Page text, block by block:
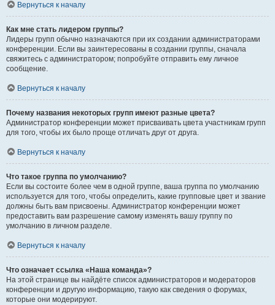
Вернуться к началу
Как мне стать лидером группы?
Лидеры групп обычно назначаются при их создании администраторами
конференции. Если вы заинтересованы в создании группы, сначала
свяжитесь с администратором; попробуйте отправить ему личное
сообщение.
Вернуться к началу
Почему названия некоторых групп имеют разные цвета?
Администратор конференции может присваивать цвета участникам групп
для того, чтобы их было проще отличать друг от друга.
Вернуться к началу
Что такое группа по умолчанию?
Если вы состоите более чем в одной группе, ваша группа по умолчанию
используется для того, чтобы определить, какие групповые цвет и звание
должны быть вам присвоены. Администратор конференции может
предоставить вам разрешение самому изменять вашу группу по
умолчанию в личном разделе.
Вернуться к началу
Что означает ссылка «Наша команда»?
На этой странице вы найдёте список администраторов и модераторов
конференции и другую информацию, такую как сведения о форумах,
которые они модерируют.